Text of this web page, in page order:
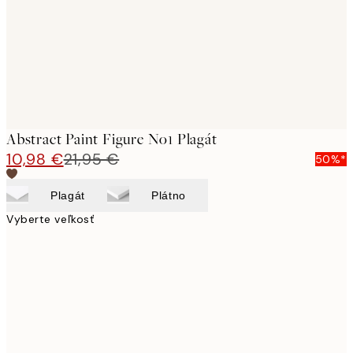
Abstract Paint Figure No1 Plagát
10,98 €21,95 € 50%*
Plagát Plátno
Vyberte veľkosť